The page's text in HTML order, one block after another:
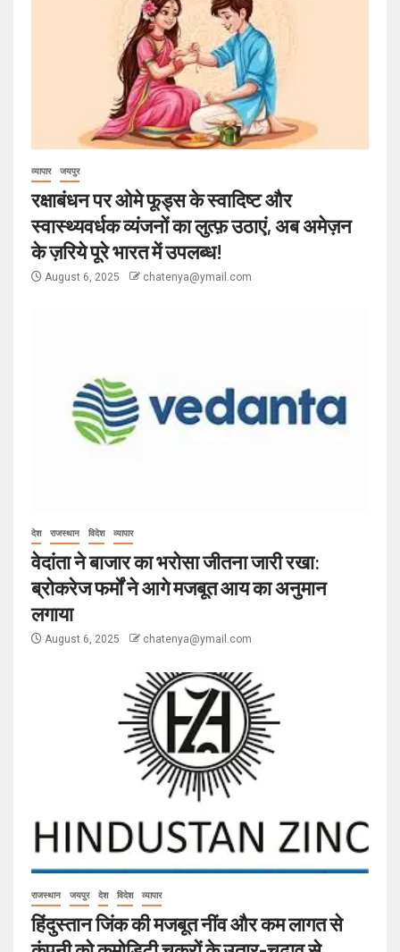
व्यापार जयपुर
रक्षाबंधन पर ओमे फूड्स के स्वादिष्ट और
स्वास्थ्यवर्धक व्यंजनों का लुत्फ़ उठाएं, अब अमेज़न
के ज़रिये पूरे भारत में उपलब्ध!
August 6, 2025 chatenya@ymail.com
देश राजस्थान विदेश व्यापार
वेदांता ने बाजार का भरोसा जीतना जारी रखा:
ब्रोकरेज फर्मों ने आगे मजबूत आय का अनुमान
लगाया
August 6, 2025 chatenya@ymail.com
राजस्थान जयपुर देश विदेश व्यापार
हिंदुस्तान जिंक की मजबूत नींव और कम लागत से